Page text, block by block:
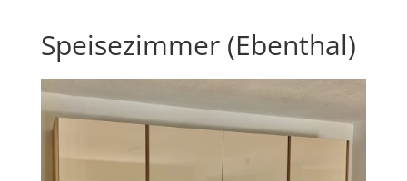
Speisezimmer (Ebenthal)